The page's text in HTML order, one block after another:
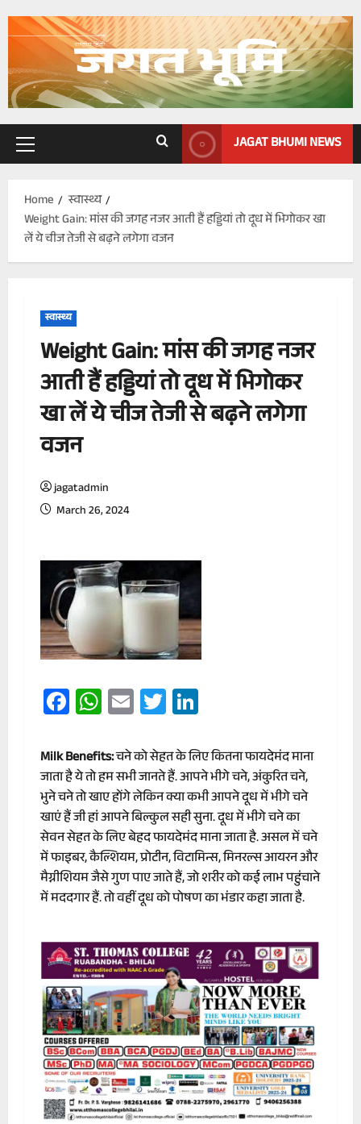
Primary
JAGAT BHUMI NEWS
Home
स्वास्थ्य
Weight Gain: मांस की जगह नजर आती हैं हड्डियां तो दूध में भिगोकर खा
लें ये चीज तेजी से बढ़ने लगेगा वजन
स्वास्थ्य
Weight Gain: मांस की जगह नजर
आती हैं हड्डियां तो दूध में भिगोकर
खा लें ये चीज तेजी से बढ़ने लगेगा
वजन
jagatadmin
March 26, 2024
Facebook
WhatsApp
EmailTwitter
Milk Benefits:चने को सेहत के लिए कितना फायदेमंद माना
जाता है ये तो हम सभी जानते हैं. आपने भीगे चने, अंकुरित चने,
भुने चने तो खाए होंगे लेकिन क्या कभी आपने दूध में भीगे चने
खाएं हैं जी हां आपने बिल्कुल सही सुना. दूध में भीगे चने का
सेवन सेहत के लिए बेहद फायदेमंद माना जाता है. असल में चने
में फाइबर, कैल्शियम, प्रोटीन, विटामिन्स, मिनरल्स आयरन और
मैग्नीशियम जैसे गुण पाए जाते हैं, जो शरीर को कई लाभ पहुंचाने
में मददगार हैं. तो वहीं दूध को पोषण का भंडार कहा जाता है.